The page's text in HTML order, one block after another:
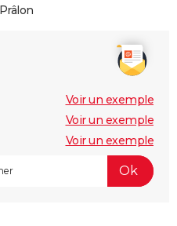
Voir un exemple
Voir un exemple
Voir un exemple